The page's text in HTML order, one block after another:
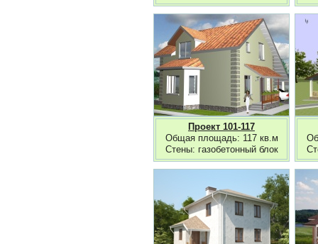
Проект 101-117
Общая площадь: 117 кв.м
Стены: газобетонный блок